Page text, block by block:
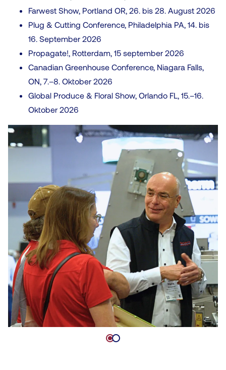
Farwest Show, Portland OR, 26. bis 28. August 2026
Plug & Cutting Conference, Philadelphia PA, 14. bis
16. September 2026
Propagate!, Rotterdam, 15 september 2026
Canadian Greenhouse Conference, Niagara Falls,
ON, 7.–8. Oktober 2026
Global Produce & Floral Show, Orlando FL, 15.–16.
Oktober 2026